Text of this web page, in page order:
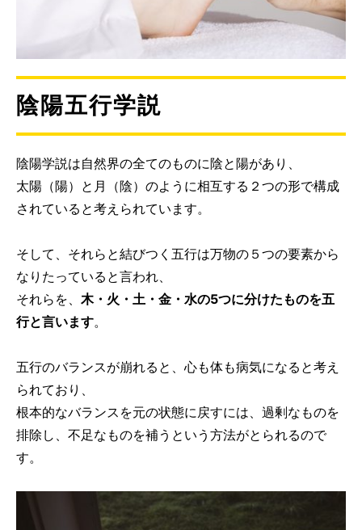
陰陽五行学説
陰陽学説は自然界の全てのものに陰と陽があり、
太陽（陽）と月（陰）のように相互する２つの形で構成
されていると考えられています。
そして、それらと結びつく五行は万物の５つの要素から
なりたっていると言われ、
それらを、 木・火・土・金・水の5つに分けたものを五
行と言います。
五行のバランスが崩れると、心も体も病気になると考え
られており、
根本的なバランスを元の状態に戻すには、過剰なものを
排除し、不足なものを補うという方法がとられるので
す。